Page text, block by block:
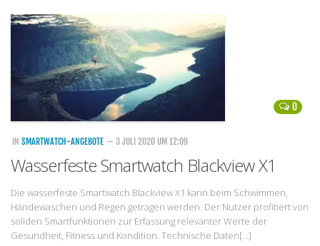
0
IN SMARTWATCH-ANGEBOTE — 3 JULI 2020 UM 12:09
Wasserfeste Smartwatch Blackview X1
Die wasserfeste Smartwatch Blackview X1 kann beim Schwimmen,
Händewaschen und Regen getragen werden. Der Nutzer profitiert von
soliden Smartfunktionen zur Erfassung relevanter Werte der
Gesundheit, Fitness und Kondition. Technische Daten[…]